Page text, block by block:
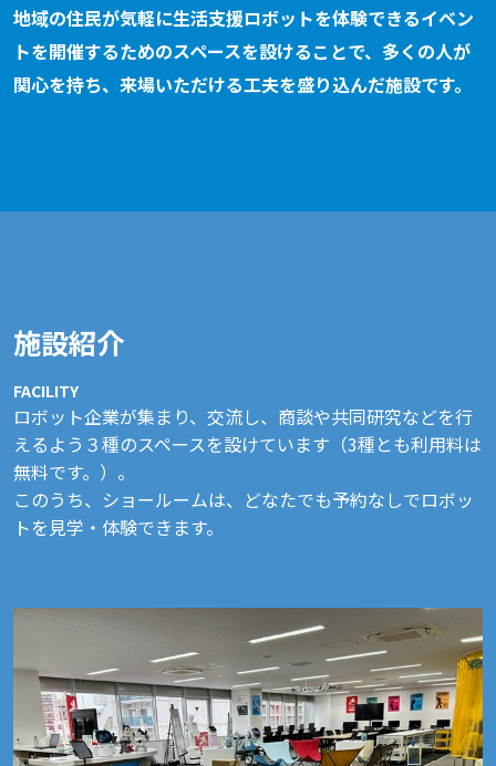
地域の住民が気軽に生活支援ロボットを体験できるイベン
トを開催するためのスペースを設けることで、多くの人が
関心を持ち、来場いただける工夫を盛り込んだ施設です。
施設紹介
FACILITY
ロボット企業が集まり、交流し、商談や共同研究などを行
えるよう３種のスペースを設けています（3種とも利用料は
無料です。）。
このうち、ショールームは、どなたでも予約なしでロボッ
トを見学・体験できます。